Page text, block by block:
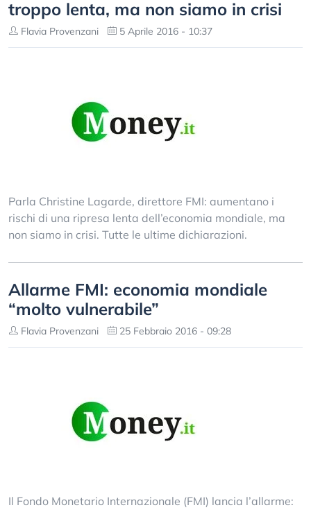
troppo lenta, ma non siamo in crisi
Flavia Provenzani 5 Aprile 2016 - 10:37
Parla Christine Lagarde, direttore FMI: aumentano i
rischi di una ripresa lenta dell’economia mondiale, ma
non siamo in crisi. Tutte le ultime dichiarazioni.
Allarme FMI: economia mondiale
“molto vulnerabile”
Flavia Provenzani 25 Febbraio 2016 - 09:28
Il Fondo Monetario Internazionale (FMI) lancia l’allarme: